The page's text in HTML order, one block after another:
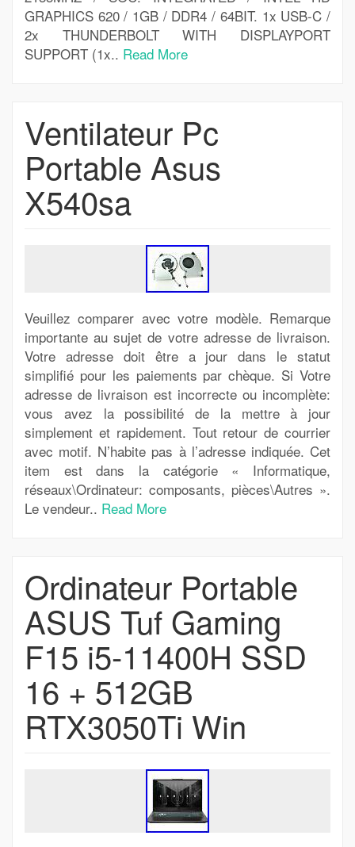
GRAPHICS 620 / 1GB / DDR4 / 64BIT. 1x USB-C /
2x THUNDERBOLT WITH DISPLAYPORT
SUPPORT (1x.. Read More
Ventilateur Pc
Portable Asus
X540sa
Veuillez comparer avec votre modèle. Remarque
importante au sujet de votre adresse de livraison.
Votre adresse doit être a jour dans le statut
simplifié pour les paiements par chèque. Si Votre
adresse de livraison est incorrecte ou incomplète:
vous avez la possibilité de la mettre à jour
simplement et rapidement. Tout retour de courrier
avec motif. N’habite pas à l’adresse indiquée. Cet
item est dans la catégorie « Informatique,
réseaux\Ordinateur: composants, pièces\Autres ».
Le vendeur.. Read More
Ordinateur Portable
ASUS Tuf Gaming
F15 i5-11400H SSD
16 + 512GB
RTX3050Ti Win